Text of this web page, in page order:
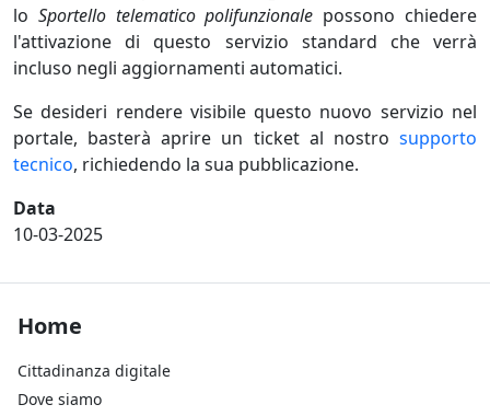
lo Sportello telematico polifunzionale possono chiedere
l'attivazione di questo servizio standard che verrà
incluso negli aggiornamenti automatici.
Se desideri rendere visibile questo nuovo servizio nel
portale, basterà aprire un ticket al nostro supporto
tecnico, richiedendo la sua pubblicazione.
Data
10-03-2025
Footer Home
Home
Cittadinanza digitale
Dove siamo